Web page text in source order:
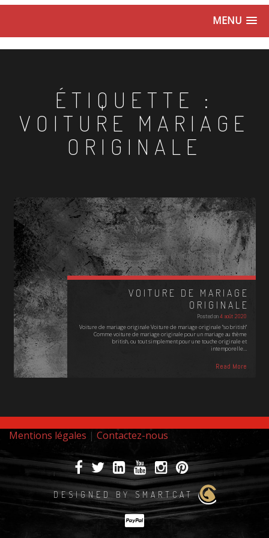
MENU
ÉTIQUETTE :
VOITURE MARIAGE
ORIGINALE
VOITURE DE MARIAGE
ORIGINALE
Posted on4 août 2020
Voiture de mariage originale Voiture de mariage originale "so british"
Comme voiture de mariage originale pour un mariage au thème
british, ou tout simplement pour une touche originale et
intemporelle…
Read More
Mentions légales | Contactez-nous
DESIGNED BY SMARTCAT